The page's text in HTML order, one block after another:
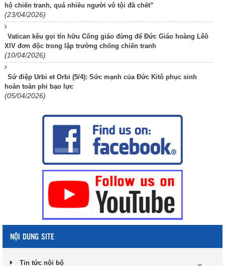
hộ chiến tranh, quá nhiều người vô tội đã chết”
(23/04/2026)
Vatican kêu gọi tín hữu Công giáo đừng để Đức Giáo hoàng Lêô
XIV đơn độc trong lập trường chống chiến tranh
(10/04/2026)
Sứ điệp Urbi et Orbi (5/4): Sức mạnh của Đức Kitô phục sinh
hoàn toàn phi bạo lực
(05/04/2026)
NỘI DUNG SITE
Tin tức nội bộ